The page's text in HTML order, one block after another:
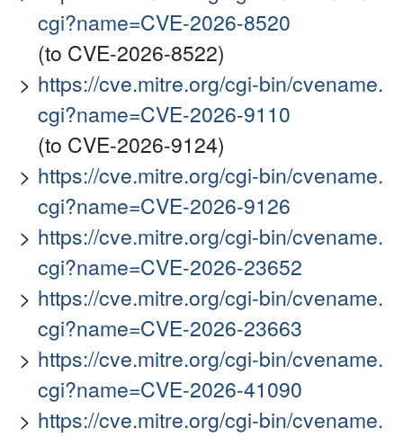
cgi?name=CVE-2026-8520
(to CVE-2026-8522)
https://cve.mitre.org/cgi-bin/cvename.
cgi?name=CVE-2026-9110
(to CVE-2026-9124)
https://cve.mitre.org/cgi-bin/cvename.
cgi?name=CVE-2026-9126
https://cve.mitre.org/cgi-bin/cvename.
cgi?name=CVE-2026-23652
https://cve.mitre.org/cgi-bin/cvename.
cgi?name=CVE-2026-23663
https://cve.mitre.org/cgi-bin/cvename.
cgi?name=CVE-2026-41090
https://cve.mitre.org/cgi-bin/cvename.